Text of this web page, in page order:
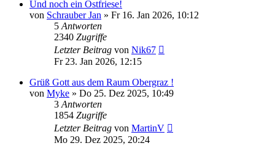
Und noch ein Ostfriese!
von Schrauber Jan » Fr 16. Jan 2026, 10:12
5 Antworten
2340 Zugriffe
Letzter Beitrag von Nik67
Fr 23. Jan 2026, 12:15
Grüß Gott aus dem Raum Obergraz !
von Myke » Do 25. Dez 2025, 10:49
3 Antworten
1854 Zugriffe
Letzter Beitrag von MartinV
Mo 29. Dez 2025, 20:24